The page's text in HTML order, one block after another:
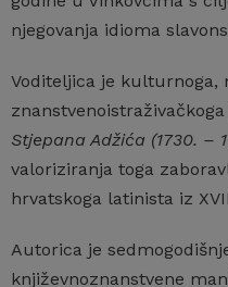
njegovanja idioma
Voditeljica je kulturnoga,
Stjepana Adžića (1730. –
valoriziranja toga
hrvatskoga latinista iz
Autorica je
književnoznanstvene